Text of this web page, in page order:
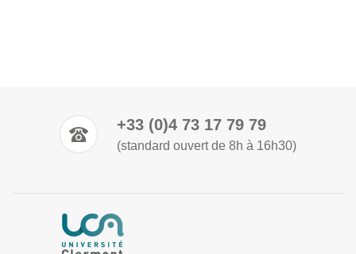
+33 (0)4 73 17 79 79
(standard ouvert de 8h à 16h30)